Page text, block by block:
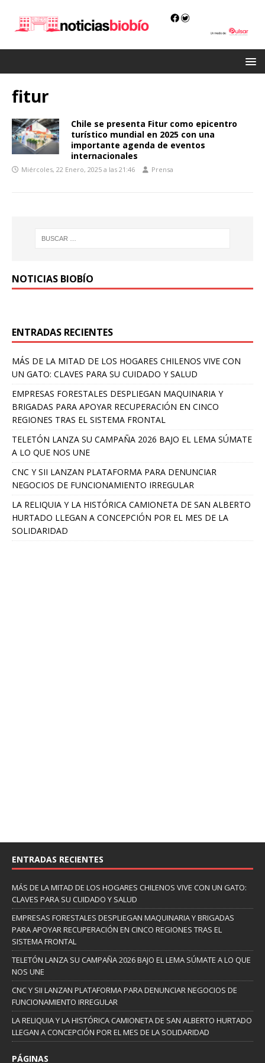
fitur
Chile se presenta Fitur como epicentro
turístico mundial en 2025 con una
importante agenda de eventos
internacionales
Miércoles, 22 Enero, 2025 a las 21:46 Prensa
NOTICIAS BIOBÍO
ENTRADAS RECIENTES
MÁS DE LA MITAD DE LOS HOGARES CHILENOS VIVE CON
UN GATO: CLAVES PARA SU CUIDADO Y SALUD
EMPRESAS FORESTALES DESPLIEGAN MAQUINARIA Y
BRIGADAS PARA APOYAR RECUPERACIÓN EN CINCO
REGIONES TRAS EL SISTEMA FRONTAL
TELETÓN LANZA SU CAMPAÑA 2026 BAJO EL LEMA SÚMATE
A LO QUE NOS UNE
CNC Y SII LANZAN PLATAFORMA PARA DENUNCIAR
NEGOCIOS DE FUNCIONAMIENTO IRREGULAR
LA RELIQUIA Y LA HISTÓRICA CAMIONETA DE SAN ALBERTO
HURTADO LLEGAN A CONCEPCIÓN POR EL MES DE LA
SOLIDARIDAD
ENTRADAS RECIENTES
MÁS DE LA MITAD DE LOS HOGARES CHILENOS VIVE CON UN GATO:
CLAVES PARA SU CUIDADO Y SALUD
EMPRESAS FORESTALES DESPLIEGAN MAQUINARIA Y BRIGADAS
PARA APOYAR RECUPERACIÓN EN CINCO REGIONES TRAS EL
SISTEMA FRONTAL
TELETÓN LANZA SU CAMPAÑA 2026 BAJO EL LEMA SÚMATE A LO QUE
NOS UNE
CNC Y SII LANZAN PLATAFORMA PARA DENUNCIAR NEGOCIOS DE
FUNCIONAMIENTO IRREGULAR
LA RELIQUIA Y LA HISTÓRICA CAMIONETA DE SAN ALBERTO HURTADO
LLEGAN A CONCEPCIÓN POR EL MES DE LA SOLIDARIDAD
PÁGINAS